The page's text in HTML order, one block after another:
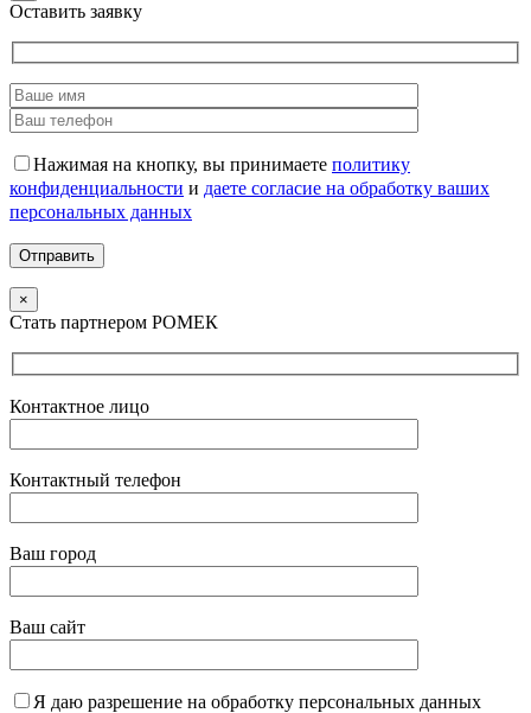
Оставить заявку
Нажимая на кнопку, вы принимаете политику
конфиденциальности и даете согласие на обработку ваших
персональных данных
×
Стать партнером РОМЕК
Контактное лицо
Контактный телефон
Ваш город
Ваш сайт
Я даю разрешение на обработку персональных данных